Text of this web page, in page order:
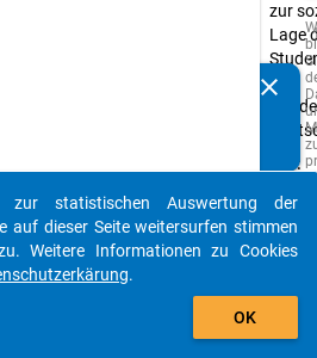
zur
Lage
der
Typ:
clear
auto_stories
add_shopping_cart
zur statistischen Auswertung der
auf dieser Seite weitersurfen stimmen
Weitere Informationen zu Cookies
.
OK